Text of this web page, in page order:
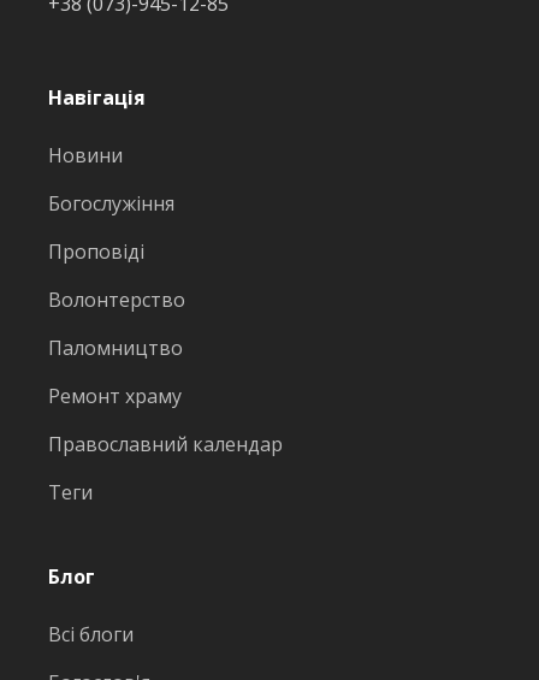
Навігація
Новини
Богослужіння
Проповіді
Волонтерство
Паломництво
Ремонт храму
Православний календар
Теги
Блог
Всі блоги